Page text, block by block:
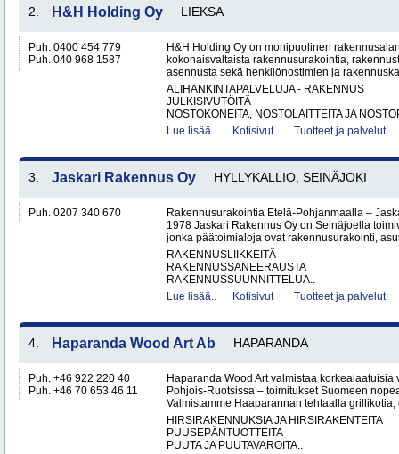
2. H&H Holding Oy LIEKSA
Puh. 0400 454 779
Puh. 040 968 1587
H&H Holding Oy on monipuolinen
kokonaisvaltaista rakennusurakointia,
asennusta sekä henkilönostimien ja
ALIHANKINTAPALVELUJA - RAKENNUS
JULKISIVUTÖITÄ
NOSTOKONEITA, NOSTOLAITTEITA JA
Lue lisää..
Kotisivut Tuotteet ja palvelut
3. Jaskari Rakennus Oy HYLLYKALLIO, SEINÄJOKI
Puh. 0207 340 670
Rakennusurakointia Etelä-Pohjanmaalla –
1978 Jaskari Rakennus Oy on Seinäjoella
jonka päätoimialoja ovat rakennusurakointi,
RAKENNUSLIIKKEITÄ
RAKENNUSSANEERAUSTA
RAKENNUSSUUNNITTELUA..
Lue lisää..
Kotisivut Tuotteet ja palvelut
4. Haparanda Wood Art Ab HAPARANDA
Puh. +46 922 220 40
Puh. +46 70 653 46 11
Haparanda Wood Art valmistaa
Pohjois-Ruotsissa – toimitukset Suomeen
Valmistamme Haaparannan tehtaalla grillikotia,
HIRSIRAKENNUKSIA JA HIRSIRAKENTEITA
PUUSEPÄNTUOTTEITA
PUUTA JA PUUTAVAROITA..